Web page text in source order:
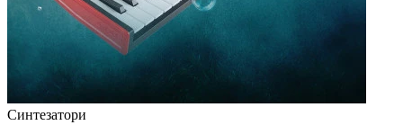
Синтезатори